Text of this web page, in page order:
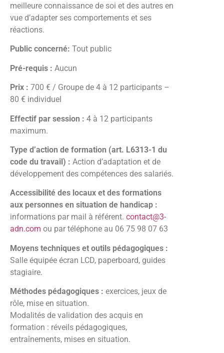
meilleure connaissance de soi et des autres en
vue d’adapter ses comportements et ses
réactions.
Public concerné: Tout public
Pré-requis : Aucun
Prix : 700 € / Groupe de 4 à 12 participants –
80 € individuel
Effectif par session : 4 à 12 participants
maximum.
Type d’action de formation (art. L6313-1 du
code du travail) : Action d’adaptation et de
développement des compétences des salariés.
Accessibilité des locaux et des formations
aux personnes en situation de handicap :
informations par mail à référent. contact@3-
adn.com ou par téléphone au 06 75 98 07 63
Moyens techniques et outils pédagogiques :
Salle équipée écran LCD, paperboard, guides
stagiaire.
Méthodes pédagogiques : exercices, jeux de
rôle, mise en situation.
Modalités de validation des acquis en
formation : réveils pédagogiques,
entraînements, mises en situation.